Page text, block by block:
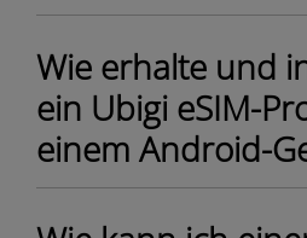
Wie erhalte und
ein Ubigi eSIM-
einem Android-